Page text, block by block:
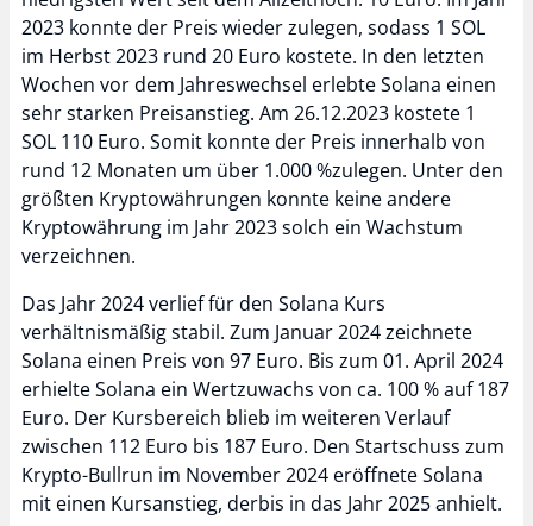
2023 konnte der Preis wieder zulegen, sodass 1 SOL
im Herbst 2023 rund 20 Euro kostete. In den letzten
Wochen vor dem Jahreswechsel erlebte Solana einen
sehr starken Preisanstieg. Am 26.12.2023 kostete 1
SOL 110 Euro. Somit konnte der Preis innerhalb von
rund 12 Monaten um über 1.000 %zulegen. Unter den
größten Kryptowährungen konnte keine andere
Kryptowährung im Jahr 2023 solch ein Wachstum
verzeichnen.
Das Jahr 2024 verlief für den Solana Kurs
verhältnismäßig stabil. Zum Januar 2024 zeichnete
Solana einen Preis von 97 Euro. Bis zum 01. April 2024
erhielte Solana ein Wertzuwachs von ca. 100 % auf 187
Euro. Der Kursbereich blieb im weiteren Verlauf
zwischen 112 Euro bis 187 Euro. Den Startschuss zum
Krypto-Bullrun im November 2024 eröffnete Solana
mit einen Kursanstieg, derbis in das Jahr 2025 anhielt.